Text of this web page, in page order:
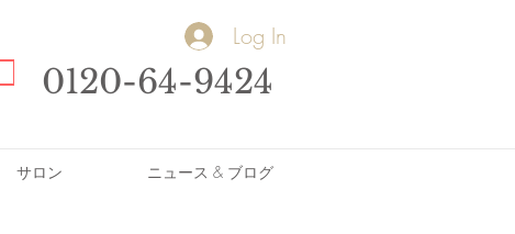
Log In
0120-64-9424
サロン ニュース & ブログ